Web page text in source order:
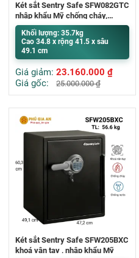
Két sắt Sentry Safe SFW082GTC
nhập khẩu Mỹ chống cháy,
chống nước
Khối lượng: 35.7kg
Cao 34.8 x rộng 41.5 x sâu
49.1 cm
Giá giảm: 23.160.000 ₫
Giá gốc:
25.000.000₫
Két sắt Sentry Safe SFW205BXC
khoá vân tay , nhập khẩu Mỹ